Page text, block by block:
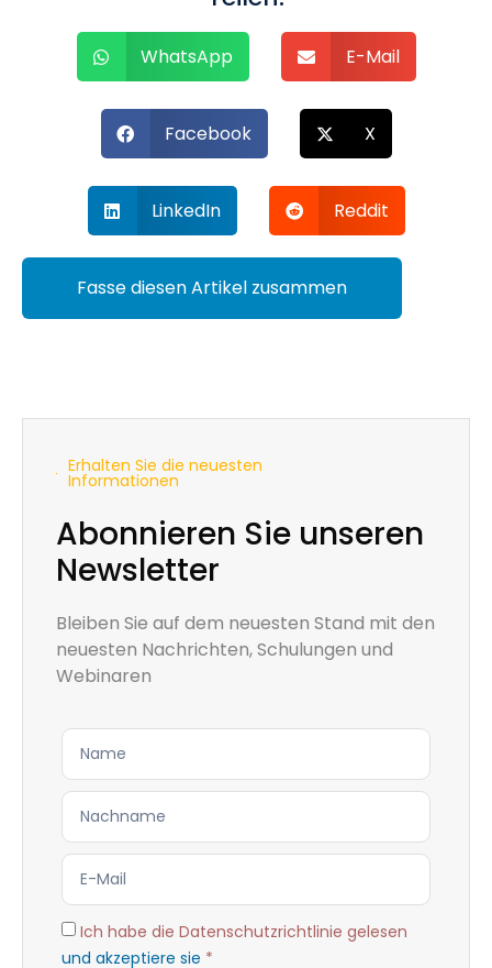
WhatsApp E-Mail
Facebook X
LinkedIn Reddit
Fasse diesen Artikel zusammen
Erhalten Sie die neuesten
Informationen
Abonnieren Sie unseren
Newsletter
Bleiben Sie auf dem neuesten Stand mit den
neuesten Nachrichten, Schulungen und
Webinaren
Ich habe die Datenschutzrichtlinie gelesen
und akzeptiere sie *